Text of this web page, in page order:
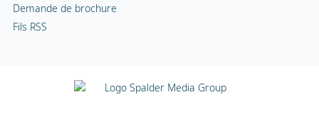
Demande de brochure
Fils RSS